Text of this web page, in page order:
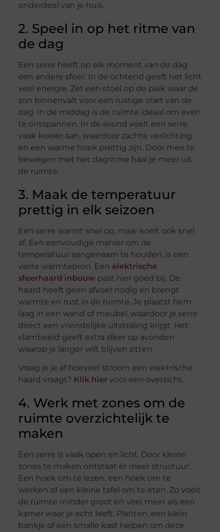
onderdeel van je huis.
2. Speel in op het ritme van
de dag
Een serre heeft op elk moment van de dag
een andere sfeer. In de ochtend geeft het licht
veel energie. Zet een stoel op de plek waar de
zon binnenvalt voor een rustige start van de
dag. In de middag is de ruimte ideaal om even
te ontspannen. In de avond voelt een serre
vaak koeler aan, waardoor zachte verlichting
en een warme hoek prettig zijn. Door mee te
bewegen met het dagritme haal je meer uit
de ruimte.
3. Maak de temperatuur
prettig in elk seizoen
Een serre warmt snel op, maar koelt ook snel
af. Een eenvoudige manier om de
temperatuur aangenaam te houden, is een
vaste warmtebron. Een elektrische
sfeerhaard inbouw past hier goed bij. De
haard heeft geen afvoer nodig en brengt
warmte en rust in de ruimte. Je plaatst hem
laag in een wand of meubel, waardoor je serre
direct een vriendelijke uitstraling krijgt. Het
vlambeeld geeft extra sfeer op avonden
waarop je langer wilt blijven zitten.
Vraag je je af hoeveel stroom een elektrische
haard vraagt? Klik hier voor een overzicht.
4. Werk met zones om de
ruimte overzichtelijk te
maken
Een serre is vaak open en licht. Door kleine
zones te maken ontstaat er meer structuur.
Een hoek om te lezen, een hoek om te
werken of een kleine tafel om te eten. Zo voelt
de ruimte minder groot en veel meer als een
kamer waar je echt leeft. Planten, een klein
bankje of een smalle kast helpen om deze